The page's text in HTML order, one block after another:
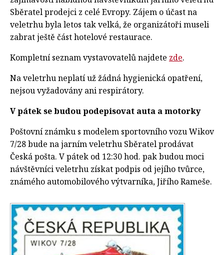
Sběratel prodejci z celé Evropy. Zájem o účast na
veletrhu byla letos tak velká, že organizátoři museli
zabrat ještě část hotelové restaurace.
Kompletní seznam vystavovatelů najdete zde.
Na veletrhu neplatí už žádná hygienická opatření,
nejsou vyžadovány ani respirátory.
V pátek se budou podepisovat auta a motorky
Poštovní známku s modelem sportovního vozu Wikov
7/28 bude na jarním veletrhu Sběratel prodávat
Česká pošta. V pátek od 12:30 hod. pak budou moci
návštěvníci veletrhu získat podpis od jejího tvůrce,
známého automobilového výtvarníka, Jiřího Rameše.